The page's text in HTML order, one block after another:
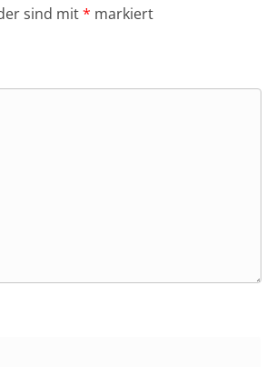
sind mit* markiert